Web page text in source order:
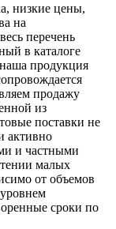
низкие цены,
на
перечень
в каталоге
продукция
продажу
из
поставки не
активно
и частными
малых
от объемов
сроки по